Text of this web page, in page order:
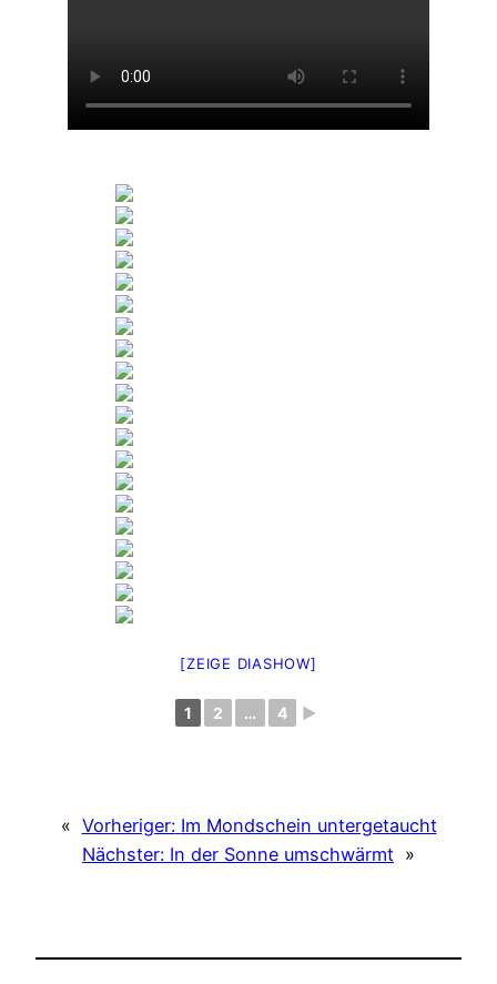
[ZEIGE DIASHOW]
1 2 … 4 ►
« Vorheriger: Im Mondschein untergetaucht
Nächster: In der Sonne umschwärmt »